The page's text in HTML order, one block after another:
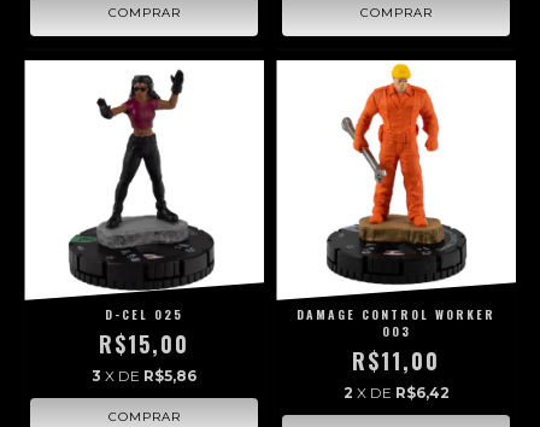
D-CEL 025
R$15,00
3 X DE R$5,86
DAMAGE CONTROL WORKER
003
R$11,00
2 X DE R$6,42